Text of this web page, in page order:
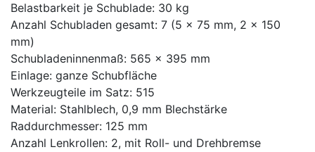
Belastbarkeit je Schublade: 30 kg
Anzahl Schubladen gesamt: 7 (5 x 75 mm, 2 x 150
mm)
Schubladeninnenmaß: 565 x 395 mm
Einlage: ganze Schubfläche
Werkzeugteile im Satz: 515
Material: Stahlblech, 0,9 mm Blechstärke
Raddurchmesser: 125 mm
Anzahl Lenkrollen: 2, mit Roll- und Drehbremse